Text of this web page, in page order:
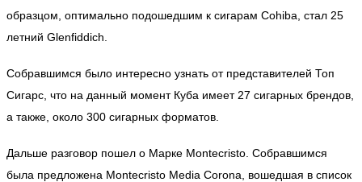
образцом, оптимально подошедшим к сигарам Cohiba, стал 25
летний Glenfiddich.
Собравшимся было интересно узнать от представителей Топ
Сигарс, что на данный момент Куба имеет 27 сигарных брендов,
а также, около 300 сигарных форматов.
Дальше разговор пошел о Марке Montecristo. Собравшимся
была предложена Montecristo Media Сorona, вошедшая в список